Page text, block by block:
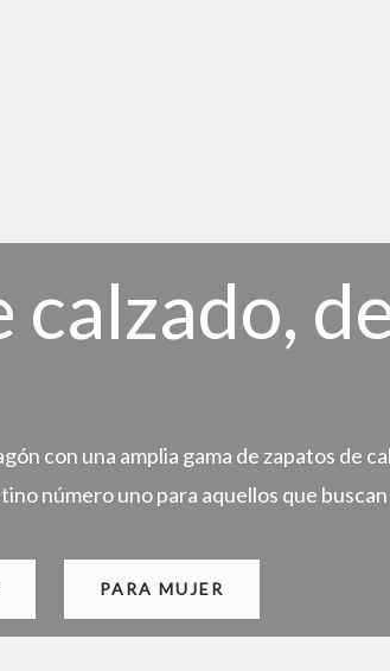
con una amplia gama de zapatos de
número uno para aquellos que
PARA MUJER